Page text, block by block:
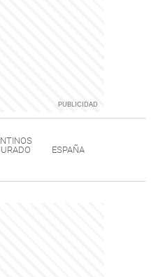
ESPAÑA